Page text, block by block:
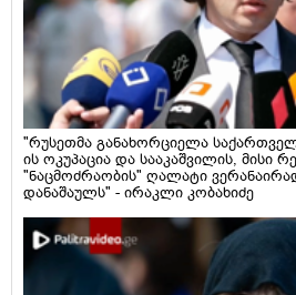
"რუსეთმა განახორციელა
ის ოკუპაცია და სააკაშვილის, მისი
"ნაცმოძრაობის" ღალატი
დანაშაულს" - ირაკლი კობახიძე